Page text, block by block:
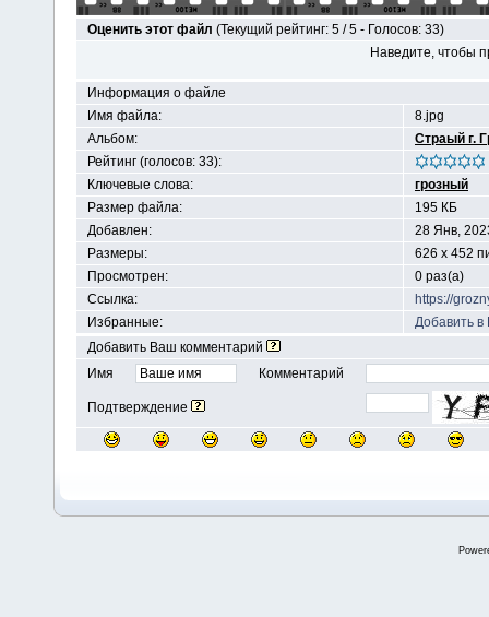
Оценить этот файл (Текущий рейтинг: 5 / 5 - Голосов: 33)
Наведите, чтобы
Информация о файле
Имя файла:
8.jpg
Альбом:
Страый г.
Рейтинг (голосов: 33):
Ключевые слова:
грозный
Размер файла:
195 КБ
Добавлен:
28 Янв,
Размеры:
626 x 452
Просмотрен:
0 раз(а)
Ссылка:
https://
Избранные:
Добавить
Добавить Ваш комментарий
Имя
Комментарий
Подтверждение